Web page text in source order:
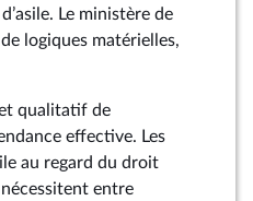
Le ministère de
logiques matérielles,
qualitatif de
effective. Les
au regard du droit
entre